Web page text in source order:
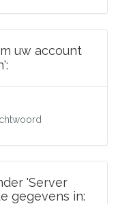
uw account
'Server
gegevens in: